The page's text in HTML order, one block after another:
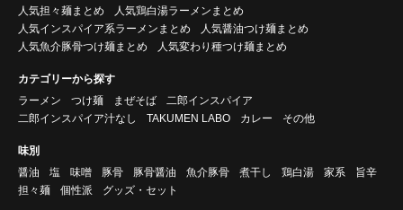
人気担々麺まとめ
人気鶏白湯ラーメンまとめ
人気インスパイア系ラーメンまとめ
人気醤油つけ麺まとめ
人気魚介豚骨つけ麺まとめ
人気変わり種つけ麺まとめ
カテゴリーから探す
ラーメン
つけ麺 まぜそば
二郎インスパイア
二郎インスパイア汁なし
TAKUMEN LABO カレー その他
味別
醤油
塩 味噌 豚骨 豚骨醤油 魚介豚骨 煮干し 鶏白湯 家系
旨辛
担々麺
個性派 グッズ・セット